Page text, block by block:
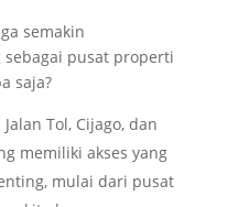
semakin
pusat properti
saja?
Tol, Cijago, dan
memiliki akses yang
mulai dari pusat